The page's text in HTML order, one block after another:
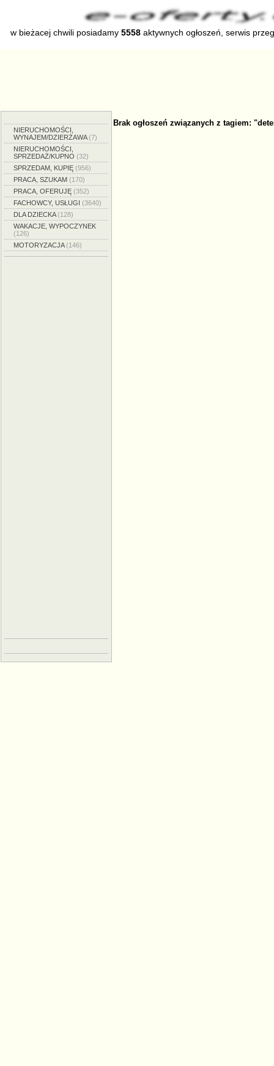
w bieżacej chwili posiadamy5558 aktywnych ogłoszeń, serwis
NIERUCHOMOŚCI,
WYNAJEM/DZIERŻAWA(7)
NIERUCHOMOŚCI,
SPRZEDAŻ/KUPNO (32)
SPRZEDAM, KUPIĘ (956)
PRACA, SZUKAM (170)
PRACA, OFERUJĘ (352)
FACHOWCY, USŁUGI (3640)
DLA DZIECKA(128)
WAKACJE, WYPOCZYNEK
(126)
MOTORYZACJA(146)
Brak ogłoszeń związanych z tagiem: